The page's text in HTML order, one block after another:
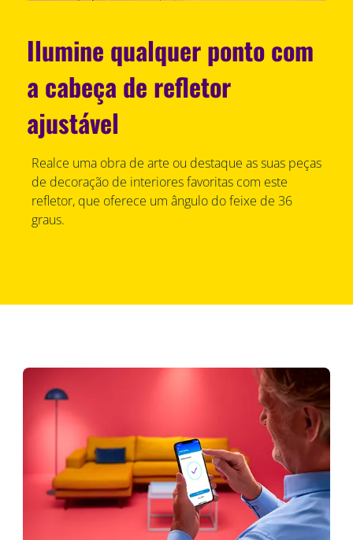
Ilumine qualquer ponto com
a cabeça de refletor
ajustável
Realce uma obra de arte ou destaque as suas peças
de decoração de interiores favoritas com este
refletor, que oferece um ângulo do feixe de 36
graus.